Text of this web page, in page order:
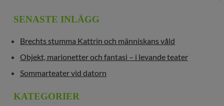
SENASTE INLÄGG
Brechts stumma Kattrin och människans våld
Objekt, marionetter och fantasi – i levande teater
Sommarteater vid datorn
KATEGORIER